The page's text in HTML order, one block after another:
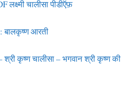
चालीसा पीडीऍफ़
आरती
कृष्ण चालीसा – भगवान श्री कृष्ण की